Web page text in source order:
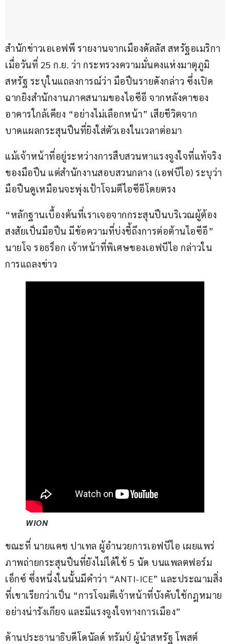
สำนักข่าวเอเอฟพี รายงานจากเมืองดัลลัส สหรัฐอเมริกา
เมื่อวันที่ 25 ก.ย. ว่า กระทรวงความมั่นคงแห่งมาตุภูมิ
สหรัฐ ระบุในแถลงการณ์ว่า มือปืนรายดังกล่าว ซึ่งเปิด
ฉากยิงสำนักงานภาคสนามของไอซีอี จากหลังคาของ
อาคารใกล้เคียง “อย่างไม่เลือกหน้า” เสียชีวิตจาก
บาดแผลกระสุนปืนที่ยิงใส่ตัวเองในเวลาต่อมา
แม้เจ้าหน้าที่อยู่ระหว่างการสืบสวนหาแรงจูงใจที่แท้จริง
ของมือปืน แต่สำนักงานสอบสวนกลาง (เอฟบีไอ) ระบุว่า
มือปืนดูเหมือนจะพุ่งเป้าโจมตีไอซีอีโดยตรง
“หลักฐานเบื้องต้นที่เราเจอจากกระสุนปืนบริเวณผู้ต้อง
สงสัยเป็นมือปืน มีข้อความที่บ่งชี้ถึงการต่อต้านไอซีอี”
นายโจ รอธร็อก เจ้าหน้าที่พิเศษของเอฟบีไอ กล่าวใน
การแถลงข่าว
WION
ขณะที่ นายแคช ปาเทล ผู้อำนวยการเอฟบีไอ เผยแพร่
ภาพถ่ายกระสุนปืนที่ยังไม่ได้ใช้ 5 นัด บนแพลตฟอร์ม
เอ็กซ์ ซึ่งหนึ่งในนั้นมีคำว่า “ANTI-ICE” และประณามสิ่ง
ที่เขาเรียกว่าเป็น “การโจมตีเจ้าหน้าที่บังคับใช้กฎหมาย
อย่างน่ารังเกียจ และมีแรงจูงใจทางการเมือง”
ด้านประธานาธิบดีโดนัลด์ ทรัมป์ ผู้นำสหรัฐ โพสต์